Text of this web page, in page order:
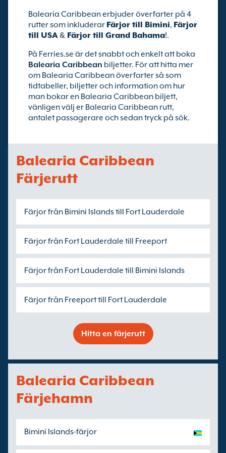
Balearia Caribbean erbjuder överfarter på 4
rutter som inkluderar Färjor till Bimini, Färjor
till USA& Färjor till Grand Bahama!.
På Ferries.se är det snabbt och enkelt att boka
Balearia Caribbean biljetter. För att hitta mer
om Balearia Caribbean överfarter så som
tidtabeller, biljetter och information om hur
man bokar en Balearia Caribbean biljett,
vänligen välj er Balearia Caribbean rutt,
antalet passagerare och sedan tryck på sök.
Balearia Caribbean
Färjerutt
Färjor från Bimini Islands till Fort Lauderdale
Färjor från Fort Lauderdale till Freeport
Färjor från Fort Lauderdale till Bimini Islands
Färjor från Freeport till Fort Lauderdale
Hitta en färjerutt
Balearia Caribbean
Färjehamn
Bimini Islands-färjor